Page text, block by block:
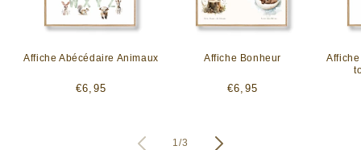
Affiche Abécédaire Animaux
Prix
€6,95
Affiche Bonheur
Prix
€6,95
1/de
3